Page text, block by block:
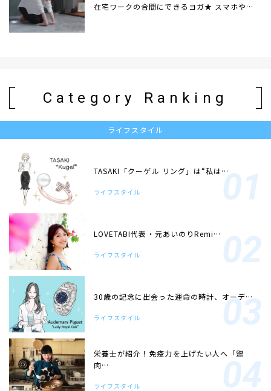
在宅ワークの合間にできるヨガ★ スマホや…
Category Ranking
ライフスタイル
TASAKI「クーゲル リング」は“私は…
ライフスタイル
LOVETABI代表・元あいのりRemi…
ライフスタイル
30歳の記念に出会った運命の時計、オーデ…
ライフスタイル
栄養士が紹介！免疫力を上げたい人へ「鶏
肉…
ライフスタイル